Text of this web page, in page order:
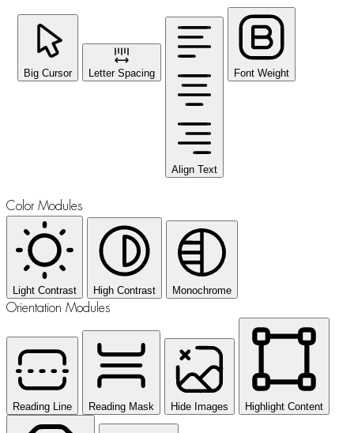
Big Cursor Letter Spacing
Align Text
Font Weight
Color Modules
Light Contrast High Contrast Monochrome
Orientation Modules
Reading Line Reading Mask Hide Images Highlight Content